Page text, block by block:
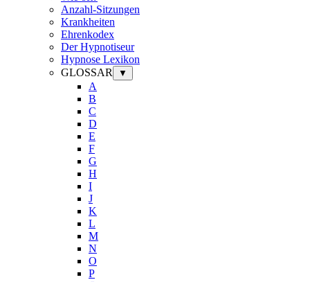
Anzahl-Sitzungen
Krankheiten
Ehrenkodex
Der Hypnotiseur
Hypnose Lexikon
GLOSSAR
▼
A
B
C
D
E
F
G
H
I
J
K
L
M
N
O
P